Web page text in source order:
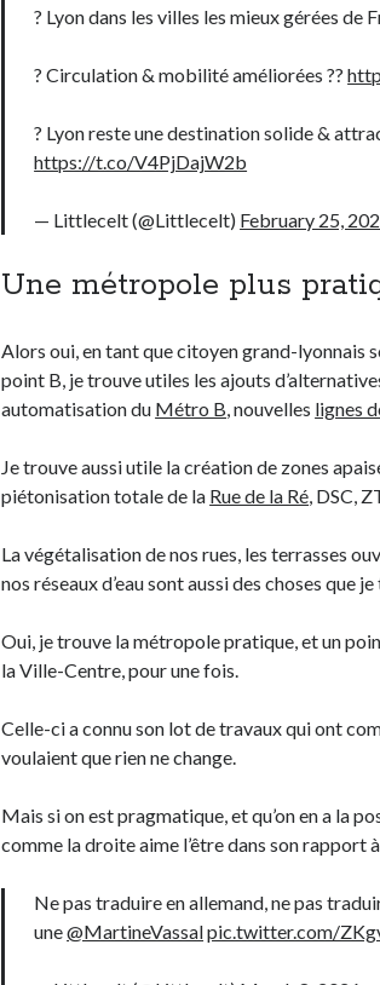
? Lyon dans les villes les mieux gérées de
? Circulation & mobilité améliorées ??
? Lyon reste une destination solide &
https://t.co/V4PjDajW2b
— Littlecelt (@Littlecelt) February 25,
Une métropole plus
Alors oui, en tant que citoyen grand-lyonnais
point B, je trouve utiles les ajouts
automatisation du Métro B, nouvelles lignes
Je trouve aussi utile la création de zones
piétonisation totale de la Rue de la Ré, DSC,
La végétalisation de nos rues, les terrasses
nos réseaux d’eau sont aussi des choses que
Oui, je trouve la métropole pratique, et un
la Ville-Centre, pour une fois.
Celle-ci a connu son lot de travaux qui ont
voulaient que rien ne change.
Mais si on est pragmatique, et qu’on en a la
comme la droite aime l’être dans son rapport
Ne pas traduire en allemand, ne pas
une@MartineVassalpic.twitter.com/